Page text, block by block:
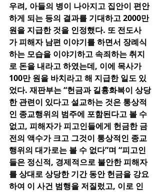
우려, 아들의 병이 나아지고 집안이 편안
하게 되는 등의 결과를 기대하고 2000만
원을 지급한 것을 인정했다. 또 전도사
가 피해자 남편 이야기를 하면서 장례식
하는 모습을 이야기하고 속죄하는 취지
로 돈을 내라고 하였는데, 이에 목사가
100만 원을 바치라고 해 지급한 일도 있
었다. 재판부는 “헌금과 길흉화복이 상당
한 관련이 있다고 설교하는 것은 통상적
인 종교행위의 범주에 포함된다고 볼 수
없고, 피해자가 피고인들에게 헌금한 금
전의 액수가 크고 그것이 통상적인 종교
행위의 대가로는 볼 수 없다”며 “피고인
들은 정신적, 경제적으로 불안한 피해자
를 상대로 상당한 기간 동안 헌금을 강요
하여 이 사건 범행을 저질렀고, 이로 인